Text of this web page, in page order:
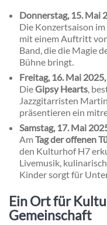
Donnerstag, 15. Mai
Die Konzertsaison
mit einem Auftritt
Band, die die Magie
Bühne bringt.
Freitag, 16. Mai
DieGipsy Hearts,
Jazzgitarristen
präsentieren ein
Samstag, 17. Mai
Am Tag der offenen
den Kulturhof H7
Livemusik,
Kinder sorgt für
Ein Ort für
Gemeinschaft